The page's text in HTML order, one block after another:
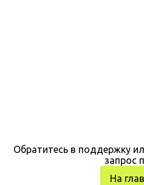
Обратитесь в поддержку
запрос
На